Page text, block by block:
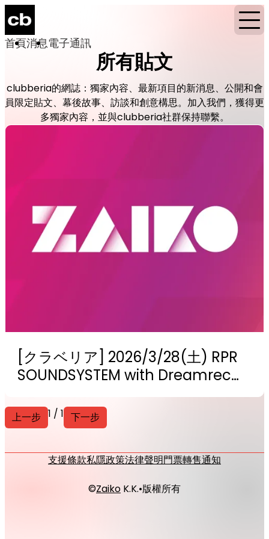
首頁消息電子通訊
所有貼文
clubberia的網誌：獨家內容、最新項目的新消息、公開和會
員限定貼文、幕後故事、訪談和創意構思。加入我們，獲得更
多獨家內容，並與clubberia社群保持聯繫。
[クラベリア] 2026/3/28(土) RPR
SOUNDSYSTEM with Dreamrec
上一步 1 / 1 下一步
支援條款私隱政策法律聲明門票轉售通知
©Zaiko K.K.•版權所有